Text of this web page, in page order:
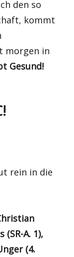
den so
kommt
morgen in
Gesund!
rein in die
A. 1),
(4.